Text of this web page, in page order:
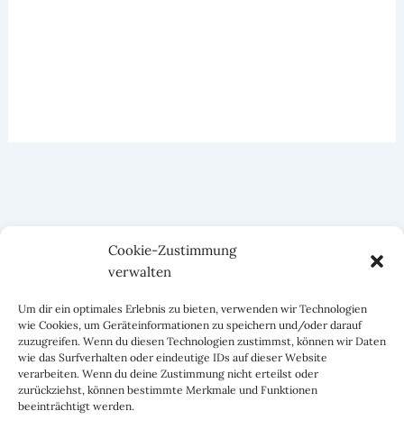
Cookie-Zustimmung
verwalten
Um dir ein optimales Erlebnis zu bieten, verwenden wir Technologien
wie Cookies, um Geräteinformationen zu speichern und/oder darauf
zuzugreifen. Wenn du diesen Technologien zustimmst, können wir Daten
wie das Surfverhalten oder eindeutige IDs auf dieser Website
verarbeiten. Wenn du deine Zustimmung nicht erteilst oder
zurückziehst, können bestimmte Merkmale und Funktionen
beeinträchtigt werden.